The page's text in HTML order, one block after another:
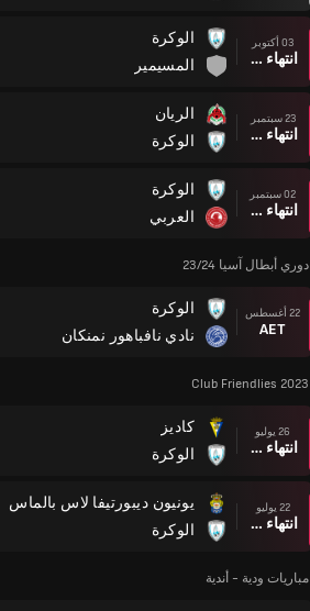
03 أكتوبر
انتهاء وقت المباراة
الوكرة
المسيمير
23 سبتمبر
انتهاء وقت المباراة
الريان
الوكرة
02 سبتمبر
انتهاء وقت المباراة
الوكرة
العربي
دوري أبطال آسيا 23/24
22 أغسطس
AET
الوكرة
نادي نافباهور نمنكان
Club Friendlies 2023
26 يوليو
انتهاء وقت المباراة
كاديز
الوكرة
22 يوليو
انتهاء وقت المباراة
يونيون ديبورتيفا لاس بالماس
الوكرة
مباريات ودية - أندية